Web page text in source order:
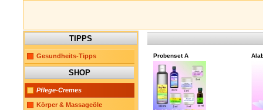
TIPPS
Gesundheits-Tipps
SHOP
Pflege-Cremes
Körper & Massageöle
Probenset A